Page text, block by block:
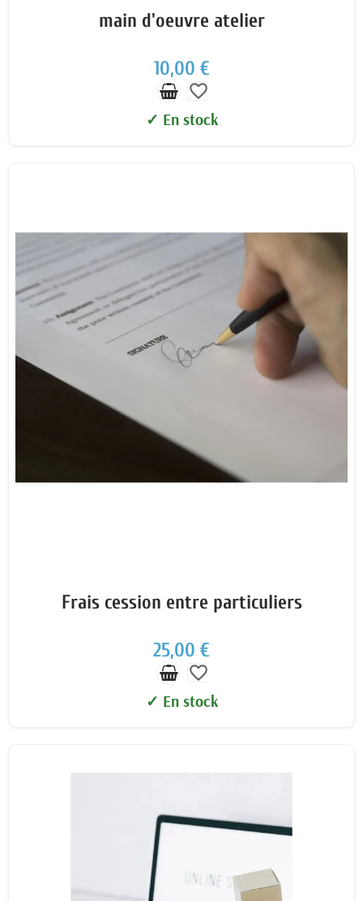
main d'oeuvre atelier
10,00 €
favorite_border
✓ En stock
Frais cession entre particuliers
25,00 €
favorite_border
✓ En stock